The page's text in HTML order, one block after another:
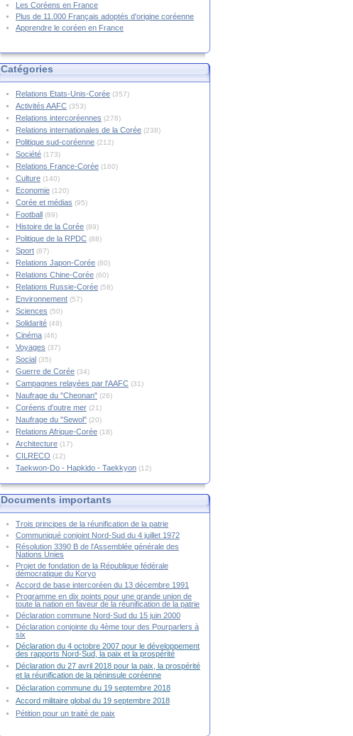
Les Coréens en France
Plus de 11.000 Français adoptés d'origine coréenne
Apprendre le coréen en France
Catégories
Relations Etats-Unis-Corée (357)
Activités AAFC (353)
Relations intercoréennes (278)
Relations internationales de la Corée (238)
Politique sud-coréenne (212)
Société (173)
Relations France-Corée (160)
Culture (140)
Economie (120)
Corée et médias (95)
Football (89)
Histoire de la Corée (89)
Politique de la RPDC (88)
Sport (87)
Relations Japon-Corée (80)
Relations Chine-Corée (60)
Relations Russie-Corée (58)
Environnement (57)
Sciences (50)
Solidarité (49)
Cinéma (46)
Voyages (37)
Social (35)
Guerre de Corée (34)
Campagnes relayées par l'AAFC (31)
Naufrage du "Cheonan" (26)
Coréens d'outre mer (21)
Naufrage du "Sewol" (20)
Relations Afrique-Corée (18)
Architecture (17)
CILRECO (12)
Taekwon-Do - Hapkido - Taekkyon (12)
Documents importants
Trois principes de la réunification de la patrie
Communiqué conjoint Nord-Sud du 4 juillet 1972
Résolution 3390 B de l'Assemblée générale des
Nations Unies
Projet de fondation de la République fédérale
démocratique du Koryo
Accord de base intercoréen du 13 décembre 1991
Programme en dix points pour une grande union de
toute la nation en faveur de la réunification de la patrie
Déclaration commune Nord-Sud du 15 juin 2000
Déclaration conjointe du 4ème tour des Pourparlers à
six
Déclaration du 4 octobre 2007 pour le développement
des rapports Nord-Sud, la paix et la prospérité
Déclaration du 27 avril 2018 pour la paix, la prospérité
et la réunification de la péninsule coréenne
Déclaration commune du 19 septembre 2018
Accord militaire global du 19 septembre 2018
Pétition pour un traité de paix